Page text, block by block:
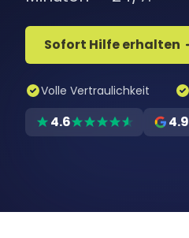
Sofort Hilfe erhalten
Volle Vertraulichkeit
4.6 4.9